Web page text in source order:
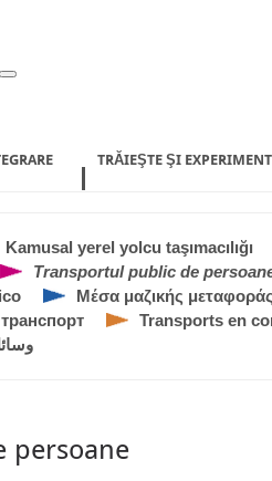
TRĂIEŞTE ŞI
Kamusal yerel yolcu taşımacılığı
Transportul public de
Μέσα μαζικής μεταφοράς
Transports en
persoane